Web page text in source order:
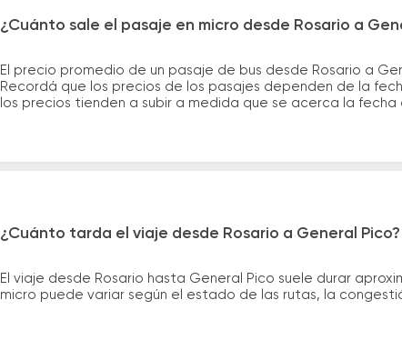
¿Cuánto sale el pasaje en micro desde Rosario a
El precio promedio de un pasaje de bus desde Rosario a
Recordá que los precios de los pasajes dependen de la
los precios tienden a subir a medida que se acerca la
¿Cuánto tarda el viaje desde Rosario a General Pico?
El viaje desde Rosario hasta General Pico suele durar
micro puede variar según el estado de las rutas, la